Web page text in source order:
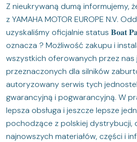
Z nieukrywaną dumą informujemy,
z YAMAHA MOTOR EUROPE N.V.
uzyskaliśmy oficjalnie status 𝐁𝐨𝐚𝐭
oznacza ? Możliwość zakupu i
wszystkich oferowanych przez nas
przeznaczonych dla silników
autoryzowany serwis tych
gwarancyjną i pogwarancyjną. W
lepsza obsługa i jeszcze lepsze
pochodzące z polskiej dystrybucji,
najnowszych materiałów, części i